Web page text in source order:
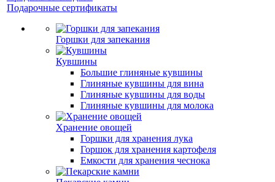
Подарочные сертификаты
Горшки для запекания
Кувшины
Большие глиняные кувшины
Глиняные кувшины для вина
Глиняные кувшины для воды
Глиняные кувшины для молока
Хранение овощей
Горшки для хранения лука
Горшок для хранения картофеля
Емкости для хранения чеснока